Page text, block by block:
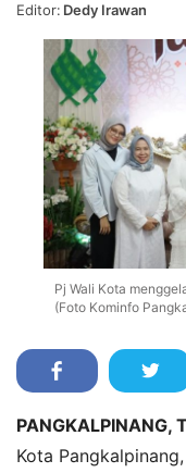
Editor: Dedy Irawan
Pj Wali Kota
(Foto Kominfo
PANGKALPINANG,
Kota